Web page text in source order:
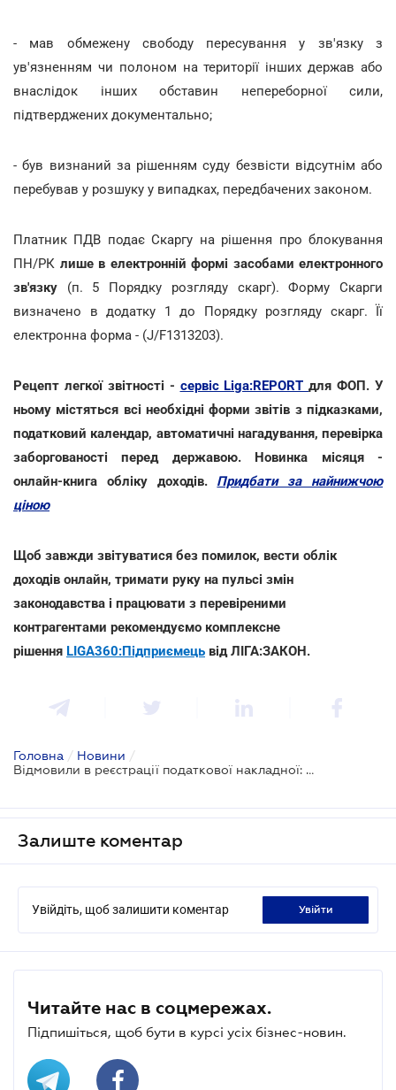
- мав обмежену свободу пересування у зв'язку з
ув'язненням чи полоном на території інших держав або
внаслідок інших обставин непереборної сили,
підтверджених документально;
- був визнаний за рішенням суду безвісти відсутнім або
перебував у розшуку у випадках, передбачених законом.
Платник ПДВ подає Скаргу на рішення про блокування
ПН/РК лише в електронній формі засобами електронного
зв'язку (п. 5 Порядку розгляду скарг). Форму Скарги
визначено в додатку 1 до Порядку розгляду скарг. Її
електронна форма - (J/F1313203).
Рецепт легкої звітності - сервіс Liga:REPORTдля ФОП. У
ньому містяться всі необхідні форми звітів з підказками,
податковий календар, автоматичні нагадування, перевірка
заборгованості перед державою. Новинка місяця -
онлайн-книга обліку доходів. Придбати за найнижчою
ціною
Щоб завжди звітуватися без помилок, вести облік
доходів онлайн, тримати руку на пульсі змін
законодавства і працювати з перевіреними
контрагентами рекомендуємо комплексне
рішення LIGA360:Підприємець від ЛІГА:ЗАКОН.
Головна / Новини /
Відмовили в реєстрації податкової накладної: як оскаржити
Залиште коментар
Увійдіть, щоб залишити коментар увійти
Читайте нас в соцмережах.
Підпишіться, щоб бути в курсі усіх бізнес-новин.